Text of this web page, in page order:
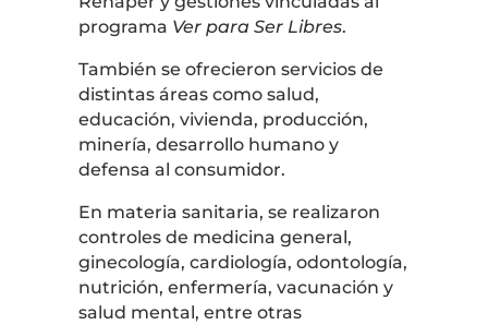
programa Ver para Ser Libres.
También se ofrecieron servicios de
distintas áreas como salud,
educación, vivienda, producción,
minería, desarrollo humano y
defensa al consumidor.
En materia sanitaria, se realizaron
controles de medicina general,
ginecología, cardiología, odontología,
nutrición, enfermería, vacunación y
salud mental, entre otras